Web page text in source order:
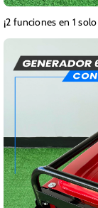
¡2 funciones en 1